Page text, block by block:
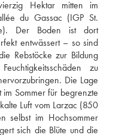
Hektar mitten im
du Gassac (IGP St.
Der Boden ist dort
entwässert – so sind
Rebstöcke zur Bildung
zu
Die Lage
Sommer für begrenzte
Luft vom Larzac (850
selbst im Hochsommer
sich die Blüte und die